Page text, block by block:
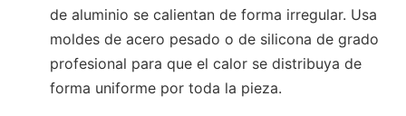
de aluminio se calientan de forma irregular. Usa
moldes de acero pesado o de silicona de grado
profesional para que el calor se distribuya de
forma uniforme por toda la pieza.